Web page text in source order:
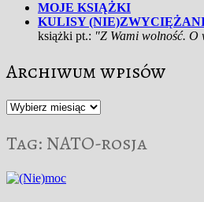
MOJE KSIĄŻKI
KULISY
książki pt.: "Z Wami wolność.
Archiwum wpisów
Archiwum
Tag: NATO-rosja